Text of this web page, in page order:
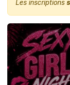
Les inscriptions